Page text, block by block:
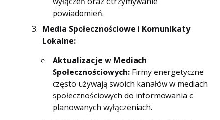
powiadomień.
Media Społecznościowe i Komunikaty
Lokalne:
Aktualizacje w Mediach
Społecznościowych: Firmy energetyczne
często używają swoich kanałów w mediach
społecznościowych do informowania o
planowanych wyłączeniach.